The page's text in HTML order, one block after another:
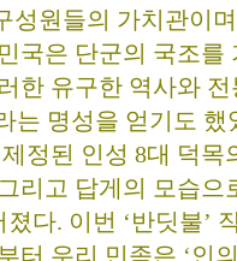
성원들의 가치관이
국은 단군의 국조를
한 유구한 역사와
는 명성을 얻기도 했
정된 인성 8대 덕목
리고 답게의 모습
졌다. 이번 ‘반딧불’
터 우리 민족은 ‘인